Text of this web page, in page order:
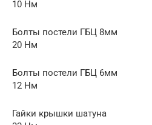
10 Нм
Болты постели ГБЦ 8мм
20 Нм
Болты постели ГБЦ 6мм
12 Нм
Гайки крышки шатуна